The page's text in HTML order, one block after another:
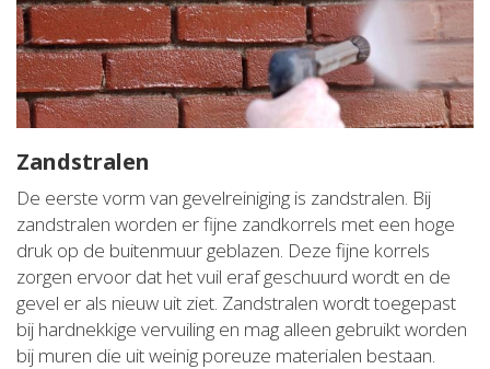
Zandstralen
De eerste vorm van gevelreiniging is zandstralen. Bij
zandstralen worden er fijne zandkorrels met een hoge
druk op de buitenmuur geblazen. Deze fijne korrels
zorgen ervoor dat het vuil eraf geschuurd wordt en de
gevel er als nieuw uit ziet. Zandstralen wordt toegepast
bij hardnekkige vervuiling en mag alleen gebruikt worden
bij muren die uit weinig poreuze materialen bestaan.